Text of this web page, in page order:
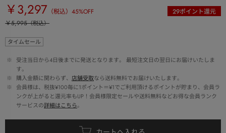
￥3,297 （税込） 45%OFF 29ポイント還元
￥5,995（税込）
タイムセール
※
受注当日から4日後までに発送となります。 最短注文日の翌日にお届けいたしま
す。
※
購入金額に関わらず、 店舗受取なら送料無料でお届けいたします。
※
会員様は、税抜¥100毎に1ポイント＝¥1でご利用頂けるポイントが貯まり、会員ラ
ンクが上がると還元率もUP！会員様限定セールや送料無料などお得な会員ランク
サービスの詳細はこちら。